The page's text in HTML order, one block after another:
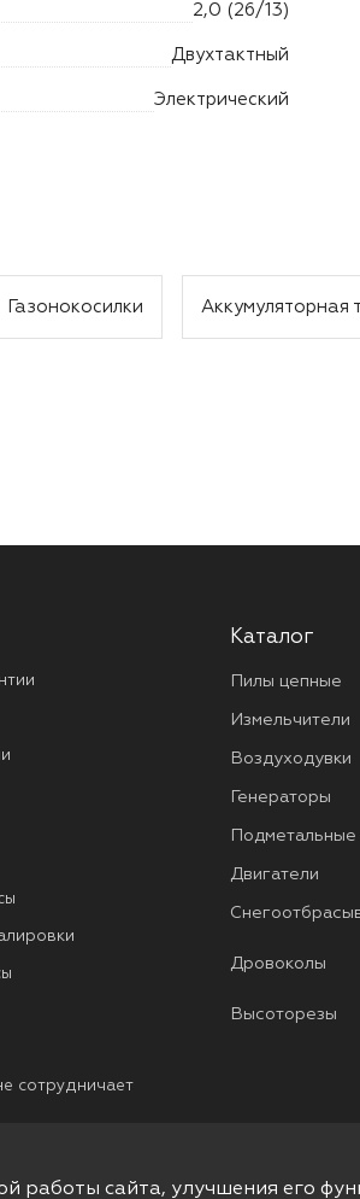
2,0 (26/13)
Двухтактный
Электрический
Газонокосилки Аккумуляторная
сотрудничает
Каталог
Пилы цепные
Измельчители
Воздуходувки
Генераторы
Двигатели
Дровоколы
Высоторезы
работы сайта, улучшения его